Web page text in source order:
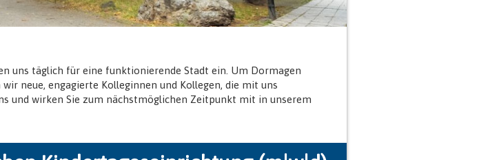
uns täglich für eine funktionierende Stadt ein. Um Dormagen
neue, engagierte Kolleginnen und Kollegen, die mit uns
und wirken Sie zum nächstmöglichen Zeitpunkt mit in unserem